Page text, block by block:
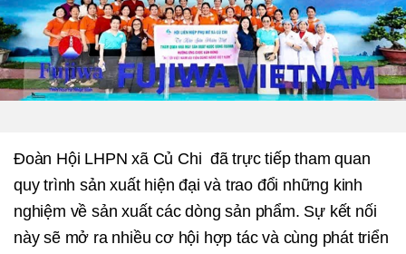
Đoàn Hội LHPN xã Củ Chi đã trực tiếp tham quan
quy trình sản xuất hiện đại và trao đổi những kinh
nghiệm về sản xuất các dòng sản phẩm. Sự kết nối
này sẽ mở ra nhiều cơ hội hợp tác và cùng phát triển